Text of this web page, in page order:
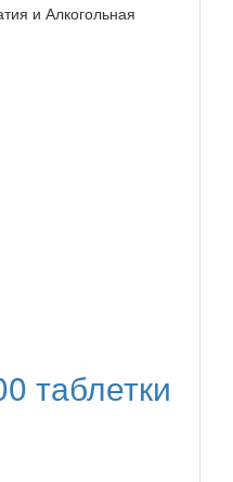
и Алкогольная
таблетки